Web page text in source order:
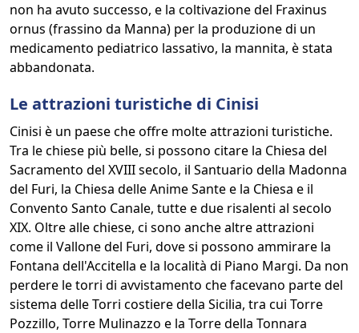
non ha avuto successo, e la coltivazione del Fraxinus
ornus (frassino da Manna) per la produzione di un
medicamento pediatrico lassativo, la mannita, è stata
abbandonata.
Le attrazioni turistiche di Cinisi
Cinisi è un paese che offre molte attrazioni turistiche.
Tra le chiese più belle, si possono citare la Chiesa del
Sacramento del XVIII secolo, il Santuario della Madonna
del Furi, la Chiesa delle Anime Sante e la Chiesa e il
Convento Santo Canale, tutte e due risalenti al secolo
XIX. Oltre alle chiese, ci sono anche altre attrazioni
come il Vallone del Furi, dove si possono ammirare la
Fontana dell'Accitella e la località di Piano Margi. Da non
perdere le torri di avvistamento che facevano parte del
sistema delle Torri costiere della Sicilia, tra cui Torre
Pozzillo, Torre Mulinazzo e la Torre della Tonnara